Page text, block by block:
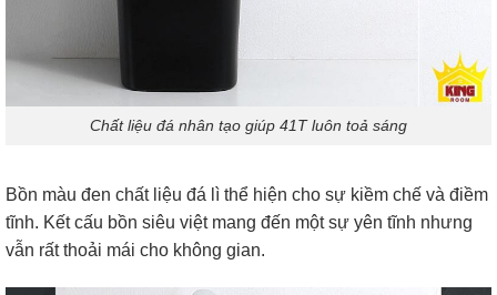
Chất liệu đá nhân tạo giúp 41T luôn toả sáng
Bồn màu đen chất liệu đá lì thể hiện cho sự kiềm chế và điềm
tĩnh. Kết cấu bồn siêu việt mang đến một sự yên tĩnh nhưng
vẫn rất thoải mái cho không gian.